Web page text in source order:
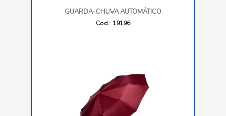
GUARDA-CHUVA AUTOMÁTICO
Cod.: 19196